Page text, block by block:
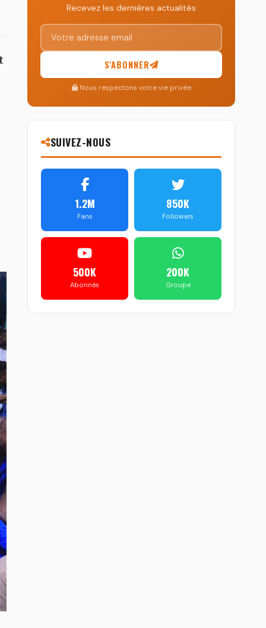
Recevez les dernières actualités
S'ABONNER
Nous respectons votre vie privée
SUIVEZ-NOUS
1.2M
Fans
850K
Followers
500K
Abonnés
200K
Groupe